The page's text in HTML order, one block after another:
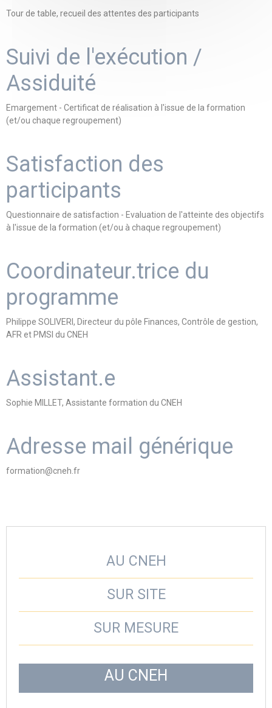
Tour de table, recueil des attentes des participants
Suivi de l'exécution /
Assiduité
Emargement - Certificat de réalisation à l'issue de la formation
(et/ou chaque regroupement)
Satisfaction des
participants
Questionnaire de satisfaction - Evaluation de l'atteinte des objectifs
à l'issue de la formation (et/ou à chaque regroupement)
Coordinateur.trice du
programme
Philippe SOLIVERI, Directeur du pôle Finances, Contrôle de gestion,
AFR et PMSI du CNEH
Assistant.e
Sophie MILLET, Assistante formation du CNEH
Adresse mail générique
formation@cneh.fr
AU CNEH
SUR SITE
SUR MESURE
AU CNEH